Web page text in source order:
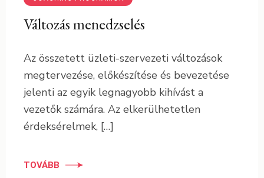
Változás menedzselés
Az összetett üzleti-szervezeti változások
megtervezése, előkészítése és bevezetése
jelenti az egyik legnagyobb kihívást a
vezetők számára. Az elkerülhetetlen
érdeksérelmek, […]
TOVÁBB